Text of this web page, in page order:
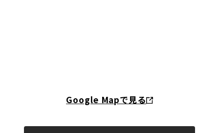
Google Mapで見る